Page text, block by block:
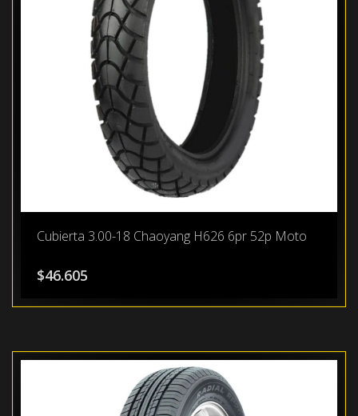
Cubierta 3.00-18 Chaoyang H626 6pr 52p Moto
$46.605